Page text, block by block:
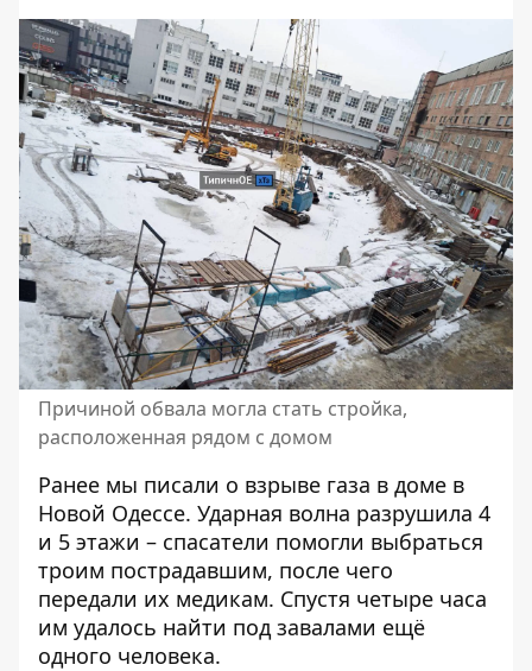
Причиной обвала могла стать стройка,
расположенная рядом с домом
Ранее мы писали о взрыве газа в доме в
Новой Одессе. Ударная волна разрушила 4
и 5 этажи – спасатели помогли выбраться
троим пострадавшим, после чего
передали их медикам. Спустя четыре часа
им удалось найти под завалами ещё
одного человека.